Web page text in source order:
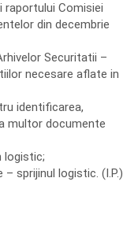
raportului Comisiei
din decembrie
Securitatii –
necesare aflate in
identificarea,
multor documente
logistic;
sprijinul logistic. (I.P.)